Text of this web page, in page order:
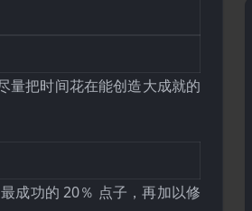
量把时间花在能创造大成就的
成功的 20％ 点子，再加以修